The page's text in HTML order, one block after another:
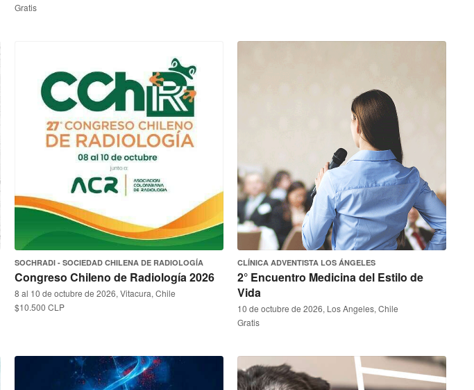
Gratis
SOCHRADI - SOCIEDAD CHILENA DE RADIOLOGÍA
Congreso Chileno de Radiología 2026
8 al 10 de octubre de 2026, Vitacura, Chile
$10.500 CLP
CLÍNICA ADVENTISTA LOS ÁNGELES
2° Encuentro Medicina del Estilo de
Vida
10 de octubre de 2026, Los Angeles, Chile
Gratis